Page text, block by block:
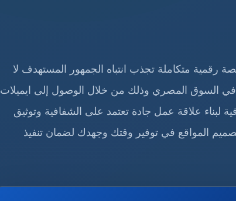
رقمية متكاملة تجذب انتباه الجمهور المستهدف لا
في السوق المصري وذلك من خلال الوصول إلى ايميلات
لبناء علاقة عمل جادة تعتمد على الشفافية وتوثيق
المواقع في توفير وقتك وجهدك لضمان تنفيذ